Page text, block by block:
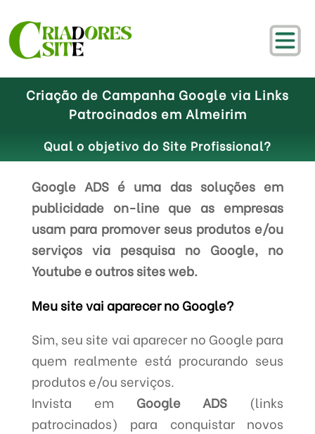
Criação de Campanha Google via Links
Patrocinados em Almeirim
Qual o objetivo do Site Profissional?
Google ADS é uma das soluções em
publicidade on-line que as empresas
usam para promover seus produtos e/ou
serviços via pesquisa no Google, no
Youtube e outros sites web.
Meu site vai aparecer no Google?
Sim, seu site vai aparecer no Google para
quem realmente está procurando seus
produtos e/ou serviços.
Invista em Google ADS (links
patrocinados) para conquistar novos